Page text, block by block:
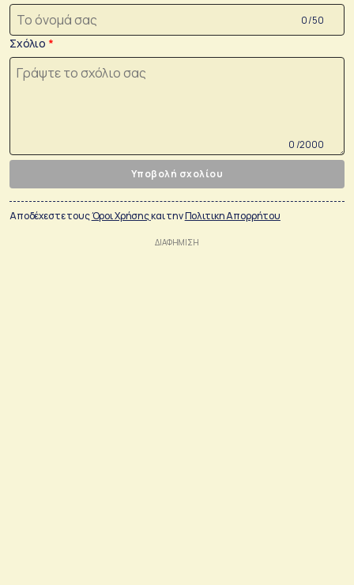
0 /50
Σχόλιο
0 /2000
Υποβολή σχολίου
Αποδέχεστε τουςΌροι Χρήσηςκαι τηνΠολιτικη Απορρήτου